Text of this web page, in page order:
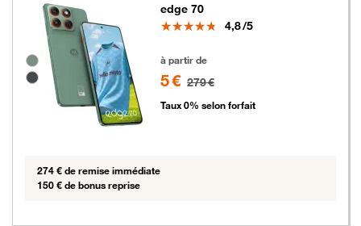
Groupe de couleurs disponibles non sélectionnables
edge 70
Note
4,8/5
à partir de
5 € 279 €
Taux 0% selon forfait
274 € de remise immédiate
150 € de bonus reprise